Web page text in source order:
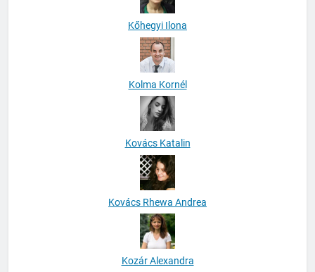
Kőhegyi Ilona
Kolma Kornél
Kovács Katalin
Kovács Rhewa Andrea
Kozár Alexandra